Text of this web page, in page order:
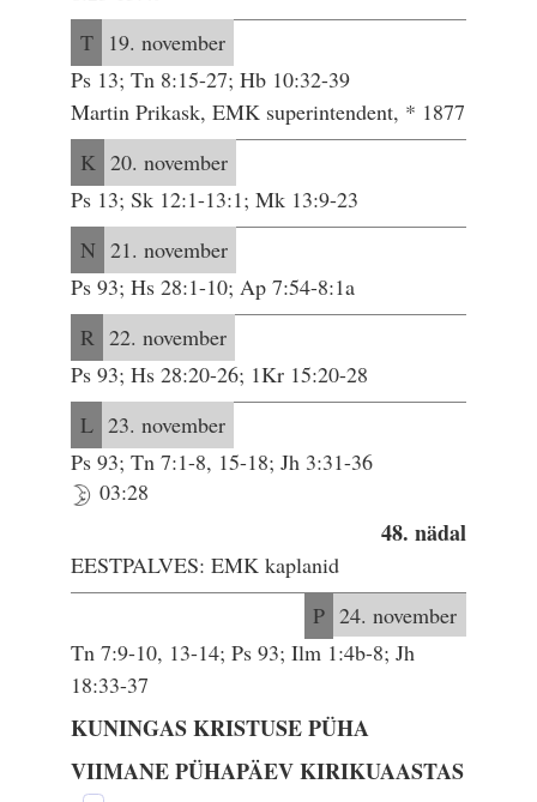
T
19. november
Ps 13; Tn 8:15-27; Hb 10:32-39
Martin Prikask, EMK superintendent, * 1877
K 20. november
Ps 13; Sk 12:1-13:1; Mk 13:9-23
N 21. november
Ps 93; Hs 28:1-10; Ap 7:54-8:1a
R 22. november
Ps 93; Hs 28:20-26; 1Kr 15:20-28
L 23. november
Ps 93; Tn 7:1-8, 15-18; Jh 3:31-36
03:28
48. nädal
EESTPALVES: EMK kaplanid
P 24. november
Tn 7:9-10, 13-14; Ps 93; Ilm 1:4b-8; Jh
18:33-37
KUNINGAS KRISTUSE PÜHA
VIIMANE PÜHAPÄEV KIRIKUAASTAS